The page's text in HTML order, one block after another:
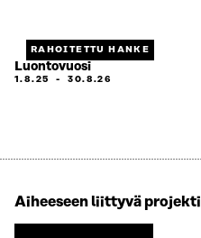
RAHOITETTU HANKE
Luontovuosi
1.8.25 -30.8.26
Aiheeseen liittyvä projekti